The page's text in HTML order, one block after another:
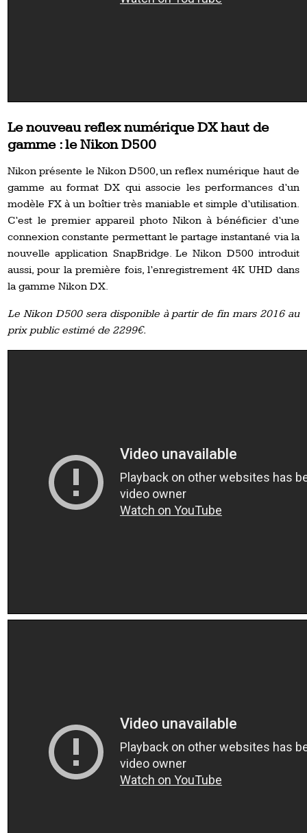
Le nouveau reflex numérique DX haut de
gamme : le Nikon D500
Nikon présente le Nikon D500, un reflex numérique haut de
gamme au format DX qui associe les performances d’un
modèle FX à un boîtier très maniable et simple d’utilisation.
C’est le premier appareil photo Nikon à bénéficier d’une
connexion constante permettant le partage instantané via la
nouvelle application SnapBridge. Le Nikon D500 introduit
aussi, pour la première fois, l’enregistrement 4K UHD dans
la gamme Nikon DX.
Le Nikon D500 sera disponible à partir de fin mars 2016 au
prix public estimé de 2299€.